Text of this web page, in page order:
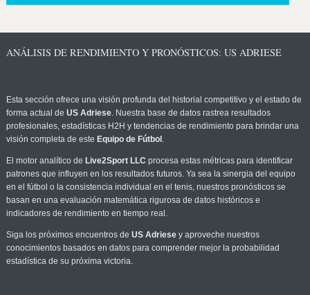
ANÁLISIS DE RENDIMIENTO Y PRONÓSTICOS: US ADRIESE
Esta sección ofrece una visión profunda del historial competitivo y el estado de
forma actual de US Adriese. Nuestra base de datos rastrea resultados
profesionales, estadísticas H2H y tendencias de rendimiento para brindar una
visión completa de este Equipo de Fútbol .
El motor analítico de Live2Sport LLC procesa estas métricas para identificar
patrones que influyen en los resultados futuros. Ya sea la sinergia del equipo
en el fútbol o la consistencia individual en el tenis, nuestros pronósticos se
basan en una evaluación matemática rigurosa de datos históricos e
indicadores de rendimiento en tiempo real.
Siga los próximos encuentros de US Adriesey aproveche nuestros
conocimientos basados en datos para comprender mejor la probabilidad
estadística de su próxima victoria.